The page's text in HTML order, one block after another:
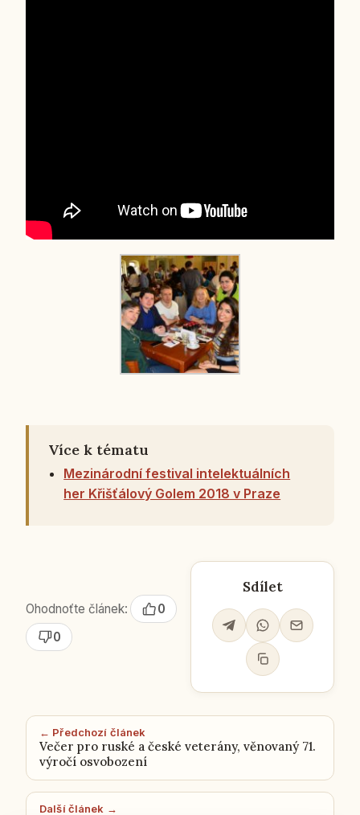
Více k tématu
Mezinárodní festival intelektuálních
her Křišťálový Golem 2018 v Praze
Ohodnoťte článek:
0
0
Sdílet
← Předchozí článek
Večer pro ruské a české veterány, věnovaný 71.
výročí osvobození
Další článek →